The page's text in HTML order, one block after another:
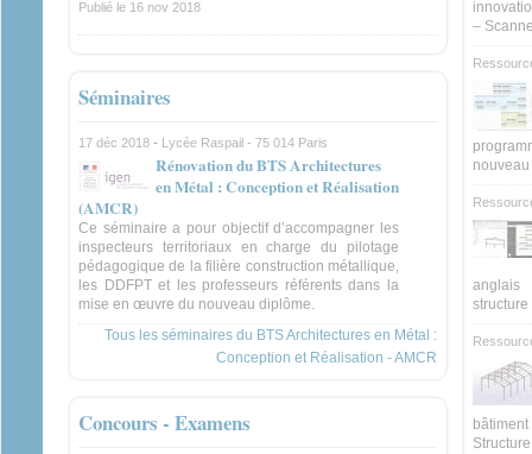
Publié le 16 nov 2018
Séminaires
17 déc 2018 - Lycée Raspail - 75 014 Paris
Rénovation du BTS Architectures
en Métal : Conception et Réalisation
(AMCR)
Ce séminaire a pour objectif d’accompagner les
inspecteurs territoriaux en charge du pilotage
pédagogique de la filière construction métallique,
les DDFPT et les professeurs référents dans la
mise en œuvre du nouveau diplôme.
Tous les séminaires du BTS Architectures en Métal :
Conception et Réalisation - AMCR
Concours - Examens
–
nouveau
anglais
Structure